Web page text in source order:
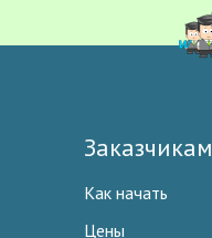
Заказчикам
Как начать
Цены